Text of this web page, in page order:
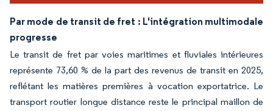
Par mode de transit de fret : L'intégration multimodale
progresse
Le transit de fret par voies maritimes et fluviales intérieures
représente 73,60 % de la part des revenus de transit en 2025,
reflétant les matières premières à vocation exportatrice. Le
transport routier longue distance reste le principal maillon de